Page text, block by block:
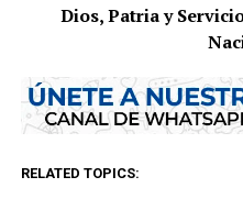
Dios, Patria y
RELATED TOPICS: